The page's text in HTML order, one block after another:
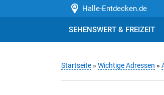
Halle-Entdecken.de
SEHENSWERT & FREIZEIT
Startseite » Wichtige Adressen »